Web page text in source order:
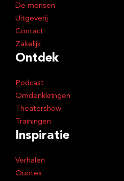
De mensen
Uitgeverij
Contact
Zakelijk
Ontdek
Podcast
Omdenkkringen
Theatershow
Trainingen
Inspiratie
Verhalen
Quotes